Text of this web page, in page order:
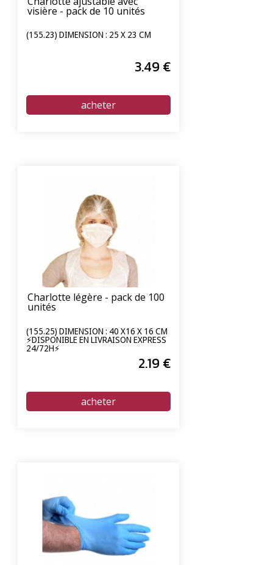
visière - pack de 10 unités
(155.23) DIMENSION : 25 X 23 CM
3.49 €
Charlotte légère - pack de 100
unités
(155.25) DIMENSION : 40 X16 X 16 CM
⚡DISPONIBLE EN LIVRAISON EXPRESS
24/72H⚡
2.19 €